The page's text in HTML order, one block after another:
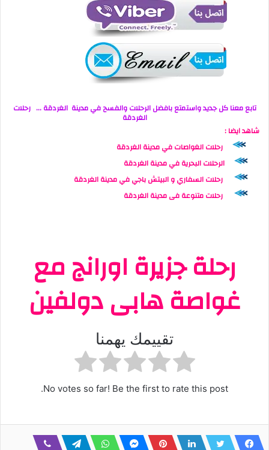
تابع معنا كل جديد واستمتع بافضل الرحلات والفسح في مدينة الغردقة … رحلات
الغردقة
شاهد ايضا :
رحلات الغواصات في مدينة الغردقة
الرحلات البحرية في مدينة الغردقة
رحلات السفاري و البيتش باجي في مدينة الغردقة
رحلات متنوعة فى مدينة الغردقة
رحلة جزيرة اورانج مع
غواصة هابى دولفين
تقييمك يهمنا
No votes so far! Be the first to rate this post.